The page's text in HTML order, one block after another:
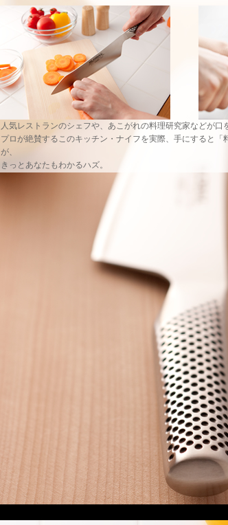
人気レストランのシェフや、あこがれの料理研究家などが口
プロが絶賛するこのキッチン・ナイフを実際、手にすると
が、
きっとあなたもわかるハズ。